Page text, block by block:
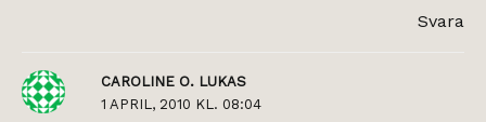
Svara
CAROLINE O. LUKAS
1 APRIL, 2010 KL. 08:04